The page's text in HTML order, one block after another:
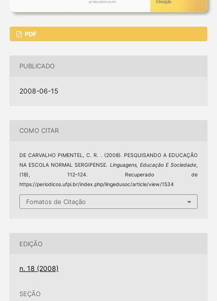
PDF
PUBLICADO
2008-06-15
COMO CITAR
DE CARVALHO PIMENTEL, C. R. . (2008). PESQUISANDO A EDUCAÇÃO
NA ESCOLA NORMAL SERGIPENSE. Linguagens, Educação E Sociedade,
(18), 112–124. Recuperado de
https://periodicos.ufpi.br/index.php/lingedusoc/article/view/1534
Fomatos de Citação
EDIÇÃO
n. 18 (2008)
SEÇÃO